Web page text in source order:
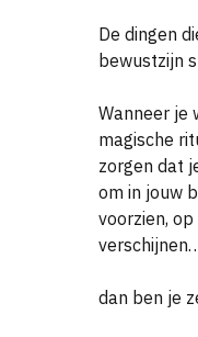
De dingen
bewustzijn
Wanneer je
magische
zorgen dat
om in jouw
voorzien,
dan ben je